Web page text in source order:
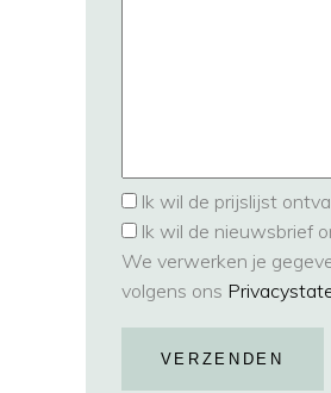
Ik wil de prijslijst
Ik wil de nieuwsbrief
We verwerken je
volgens ons
VERZENDEN